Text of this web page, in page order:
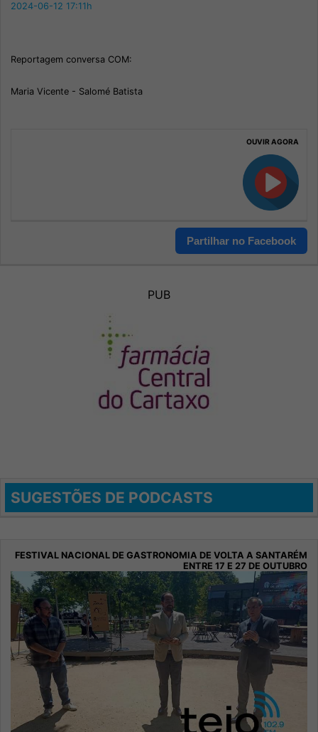
2024-06-12 17:11h
Reportagem conversa COM:
Maria Vicente - Salomé Batista
OUVIR AGORA
Partilhar no Facebook
PUB
SUGESTÕES DE PODCASTS